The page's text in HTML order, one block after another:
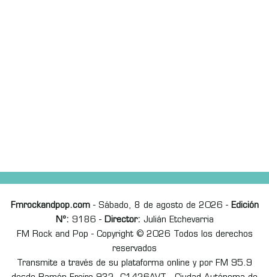
Fmrockandpop.com- Sábado, 8 de agosto de 2026 - Edición
Nº: 9186 - Director: Julián Etchevarria
FM Rock and Pop - Copyright © 2026 Todos los derechos
reservados
Transmite a través de su plataforma online y por FM 95.9